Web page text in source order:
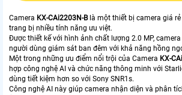
Camera KX-CAi2203N-Blà một thiết bị camera giá
trang bị nhiều tính năng ưu việt.
Được thiết kế với hình ảnh chất lượng 2.0 MP,
người dùng giám sát ban đêm với khả năng hồng
Một trong những ưu điểm nổi trội của Camera KX-
hợp công nghệ AI và chức năng thông minh với
dùng tiết kiệm hơn so với Sony SNR1s.
Công nghệ AI này giúp camera nhận diện và phân